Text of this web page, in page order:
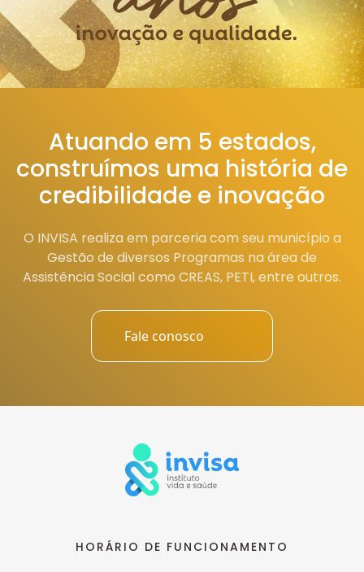
Atuando em 5 estados,
construímos uma história de
credibilidade e inovação
O INVISA realiza em parceria com seu município a
Gestão de diversos Programas na área de
Assistência Social como CREAS, PETI, entre outros.
Fale conosco
HORÁRIO DE FUNCIONAMENTO